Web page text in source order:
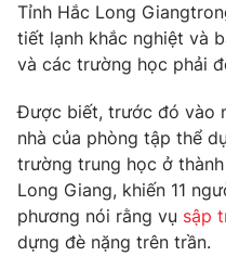
Cơ quan chủ quản:Đài
Cơ quan báo chí:Thời báo
Giấy phép hoạt động báo in
cấp ngày 29/12/2023
Tỉnh Hắc Long
tiết lạnh khắc nghiệt và
và các trường học phải
Được biết, trước đó vào
nhà của phòng tập thể
trường trung học ở
Long Giang, khiến 11
phương nói rằng vụ sập
dựng đè nặng trên trần.